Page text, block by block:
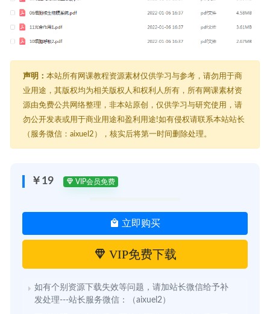
声明： 本站所有网课教程资源素材仅供学习与参考，请勿用于商
业用途，其版权均为相关版权人和权利人所有，所有网课素材资
源由免费公共网络整理，非本站原创，仅供学习与研究使用，请
勿公开发表或用于商业用途和盈利用途!如有侵权请联系本站站长
（服务微信：aixuel2），核实后将第一时间删除处理。
￥19 VIP会员免费
立即购买
VIP免费下载
如有个别资源下载失效等问题，请加站长微信给予补
发处理---站长服务微信：（aixuel2）